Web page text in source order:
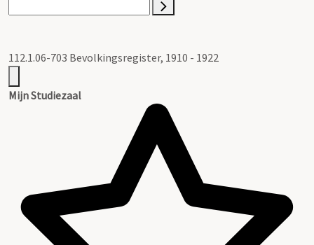
112.1.06-703 Bevolkingsregister, 1910 - 1922
Mijn Studiezaal